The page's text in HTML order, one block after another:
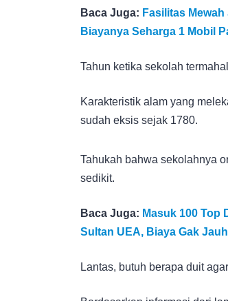
Baca Juga: Fasilitas
Biayanya Seharga 1 Mobil
Tahun ketika sekolah
Karakteristik alam yang
sudah eksis sejak 1780.
Tahukah bahwa sekolahnya
sedikit.
Baca Juga: Masuk 100 Top
Sultan UEA, Biaya Gak
Lantas, butuh berapa duit